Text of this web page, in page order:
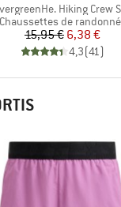
Hiking Crew Socks
Product group
Chaussettes de
Prix
15,95 €Prix réduit
6,38 €
4,3(41)